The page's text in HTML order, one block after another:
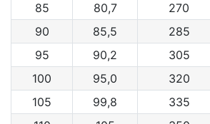
85
80,7 270
90
85,5 285
95
90,2 305
100
95,0 320
105
99,8
335